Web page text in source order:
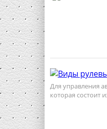
Для управления
которая состоит